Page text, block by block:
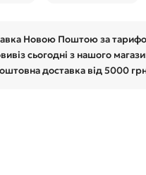
Новою Поштою за
сьогодні з нашого
доставка від 5000